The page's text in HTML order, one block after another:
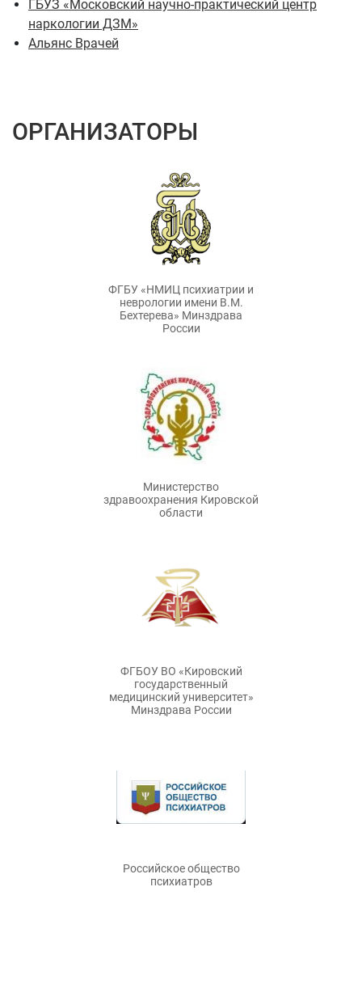
ГБУЗ «Московский научно-практический центр
наркологии ДЗМ»
Альянс Врачей
ОРГАНИЗАТОРЫ
ФГБУ «НМИЦ психиатрии и
неврологии имени В.М.
Бехтерева» Минздрава
России
Министерство
здравоохранения Кировской
области
ФГБОУ ВО «Кировский
государственный
медицинский университет»
Минздрава России
Российское общество
психиатров